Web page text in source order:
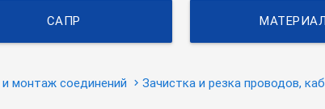
САПР
монтаж соединений Зачистка и резка проводов,